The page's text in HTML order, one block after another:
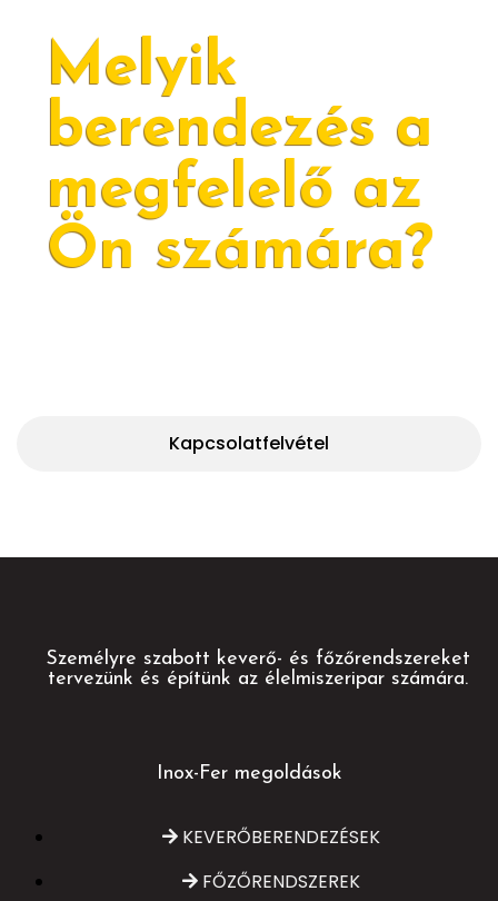
Melyik
berendezés a
megfelelő az
Ön számára?
Kapcsolatfelvétel
Személyre szabott keverő- és főzőrendszereket
tervezünk és építünk az élelmiszeripar számára.
Inox-Fer megoldások
KEVERŐBERENDEZÉSEK
FŐZŐRENDSZEREK